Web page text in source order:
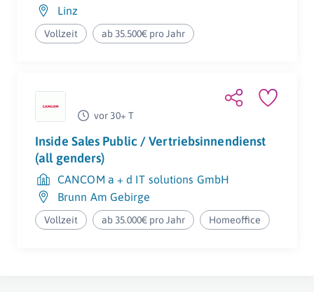
Linz
Vollzeit ab 35.500€ pro Jahr
vor 30+ T
Inside Sales Public / Vertriebsinnendienst
(all genders)
CANCOM a + d IT solutions GmbH
Brunn Am Gebirge
Vollzeit ab 35.000€ pro Jahr Homeoffice